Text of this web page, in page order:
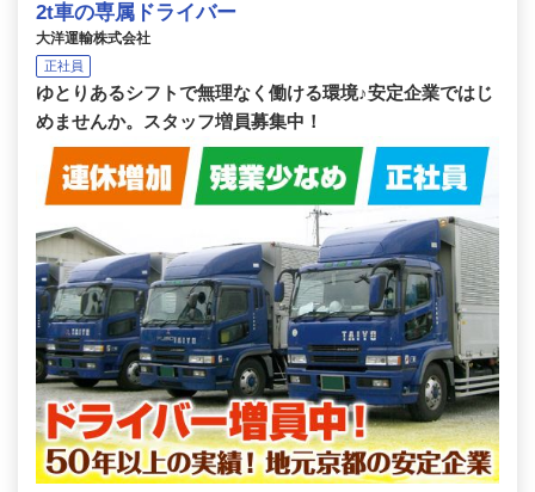
2t車の専属ドライバー
大洋運輸株式会社
正社員
ゆとりあるシフトで無理なく働ける環境♪安定企業ではじ
めませんか。スタッフ増員募集中！